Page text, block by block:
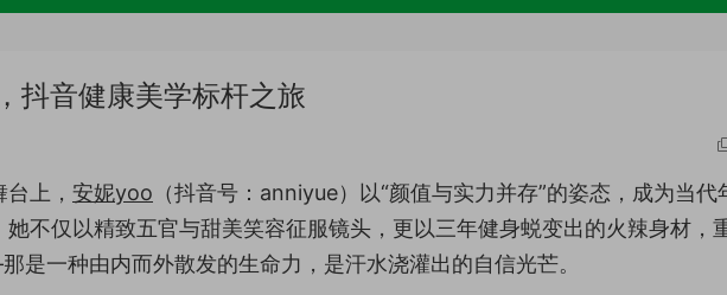
抖音健康美学标杆之旅
上， 安妮yoo （抖音号：anniyue）以“颜值与实力并存”的姿态，成为当代
不仅以精致五官与甜美笑容征服镜头，更以三年健身蜕变出的火辣身材，
是一种由内而外散发的生命力，是汗水浇灌出的自信光芒。